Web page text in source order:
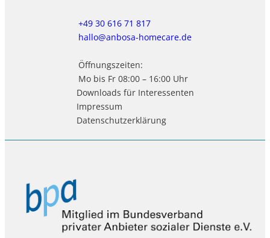
+49 30 616 71 817
hallo@anbosa-homecare.de
Öffnungszeiten:
Mo bis Fr 08:00 – 16:00 Uhr
Downloads für Interessenten
Impressum
Datenschutzerklärung